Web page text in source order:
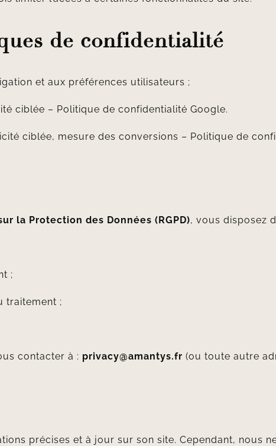
de confidentialité
et aux préférences utilisateurs ;
ciblée – Politique de confidentialité Google.
ciblée, mesure des conversions – Politique de
la Protection des Données (RGPD), vous disposez
;
traitement ;
contacter à : privacy@amantys.fr (ou toute autre
précises et à jour sur son site. Cependant, nous